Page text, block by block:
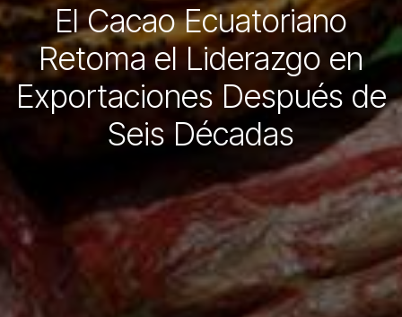
El Cacao Ecuatoriano
Retoma el Liderazgo en
Exportaciones Después de
Seis Décadas